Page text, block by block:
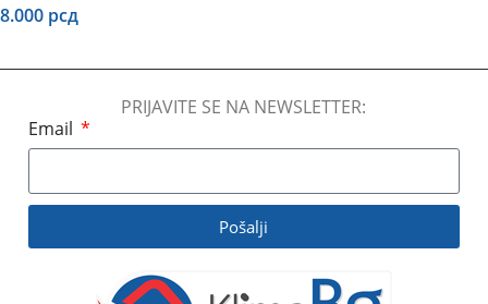
8.000 рсд
PRIJAVITE SE NA NEWSLETTER:
Email
Pošalji